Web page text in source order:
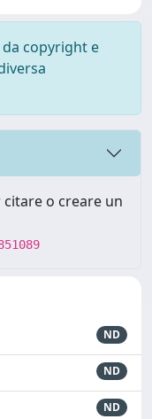
copyright e
o creare un
ND
ND
ND